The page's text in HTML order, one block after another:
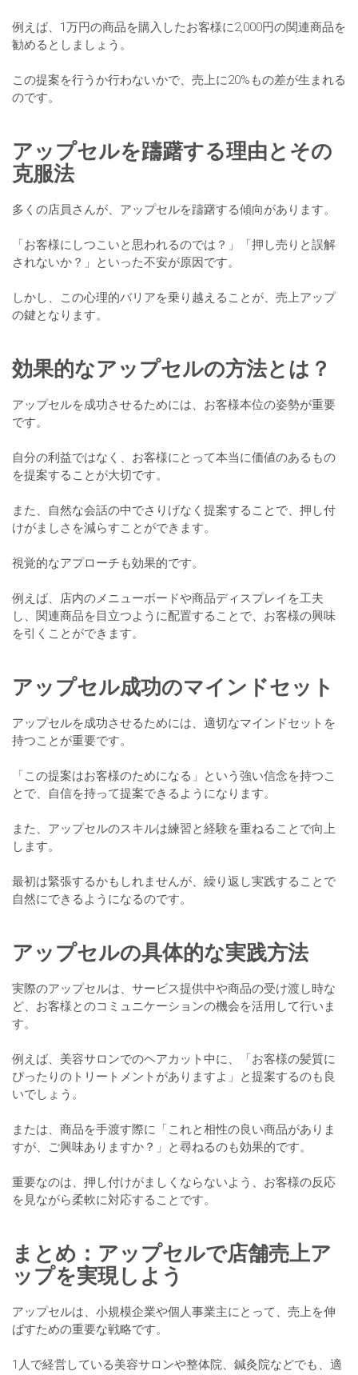
例えば、1万円の商品を購入したお客様に2,000円の関連商品を
勧めるとしましょう。
この提案を行うか行わないかで、売上に20%もの差が生まれる
のです。
アップセルを躊躇する理由とその
克服法
多くの店員さんが、アップセルを躊躇する傾向があります。
「お客様にしつこいと思われるのでは？」「押し売りと誤解
されないか？」といった不安が原因です。
しかし、この心理的バリアを乗り越えることが、売上アップ
の鍵となります。
効果的なアップセルの方法とは？
アップセルを成功させるためには、お客様本位の姿勢が重要
です。
自分の利益ではなく、お客様にとって本当に価値のあるもの
を提案することが大切です。
また、自然な会話の中でさりげなく提案することで、押し付
けがましさを減らすことができます。
視覚的なアプローチも効果的です。
例えば、店内のメニューボードや商品ディスプレイを工夫
し、関連商品を目立つように配置することで、お客様の興味
を引くことができます。
アップセル成功のマインドセット
アップセルを成功させるためには、適切なマインドセットを
持つことが重要です。
「この提案はお客様のためになる」という強い信念を持つこ
とで、自信を持って提案できるようになります。
また、アップセルのスキルは練習と経験を重ねることで向上
します。
最初は緊張するかもしれませんが、繰り返し実践することで
自然にできるようになるのです。
アップセルの具体的な実践方法
実際のアップセルは、サービス提供中や商品の受け渡し時な
ど、お客様とのコミュニケーションの機会を活用して行いま
す。
例えば、美容サロンでのヘアカット中に、「お客様の髪質に
ぴったりのトリートメントがありますよ」と提案するのも良
いでしょう。
または、商品を手渡す際に「これと相性の良い商品がありま
すが、ご興味ありますか？」と尋ねるのも効果的です。
重要なのは、押し付けがましくならないよう、お客様の反応
を見ながら柔軟に対応することです。
まとめ：アップセルで店舗売上ア
ップを実現しよう
アップセルは、小規模企業や個人事業主にとって、売上を伸
ばすための重要な戦略です。
1人で経営している美容サロンや整体院、鍼灸院などでも、適